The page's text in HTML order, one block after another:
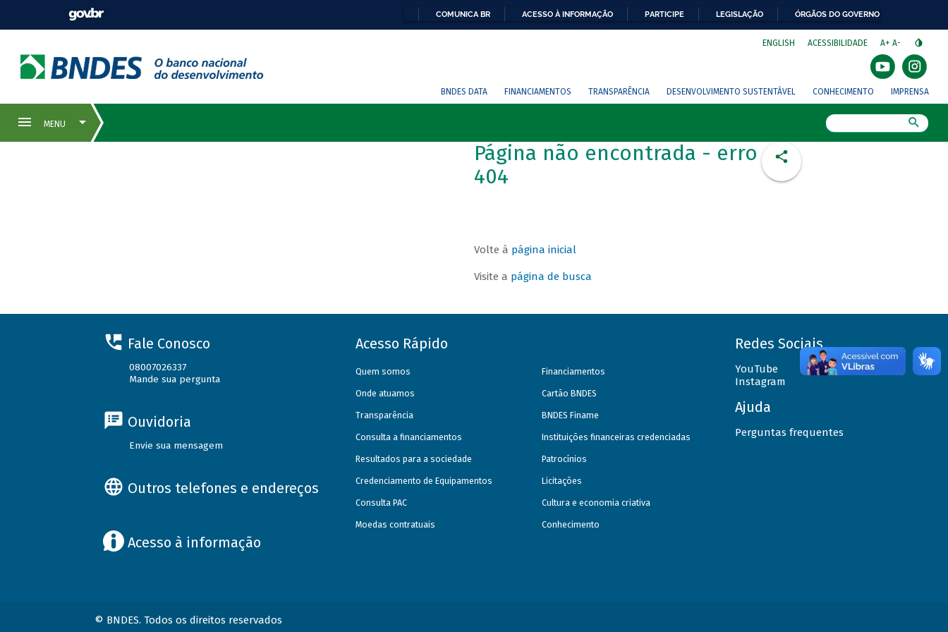
COMUNICA BR ACESSO À INFORMAÇÃO PARTICIPE LEGISLAÇÃO ÓRGÃOS DO GOVERNO
ENGLISH ACESSIBILIDADE A+ A-
BNDES DATA FINANCIAMENTOS TRANSPARÊNCIA DESENVOLVIMENTO SUSTENTÁVEL CONHECIMENTO IMPRENSA
Página não encontrada - erro
404
Volte à página inicial
Visite a página de busca
Fale Conosco
08007026337
Mande sua pergunta
Ouvidoria
Envie sua mensagem
Outros telefones e endereços
Acesso à informação
Acesso Rápido
Quem somos
Onde atuamos
Transparência
Consulta a financiamentos
Resultados para a sociedade
Credenciamento de Equipamentos
Consulta PAC
Moedas contratuais
Financiamentos
Cartão BNDES
BNDES Finame
Instituições financeiras credenciadas
Patrocínios
Licitações
Cultura e economia criativa
Conhecimento
Redes Sociais
YouTube
Instagram
Ajuda
Perguntas frequentes
© BNDES. Todos os direitos reservados